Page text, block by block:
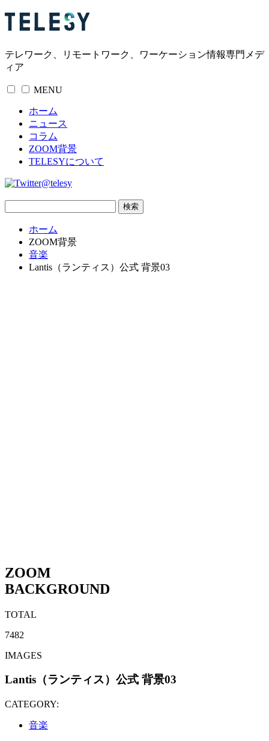
テレワーク、リモートワーク、ワーケーション情報専門メデ
ィア
MENU
ホーム
ニュース
コラム
ZOOM背景
TELESYについて
@telesy
ホーム
ZOOM背景
音楽
Lantis（ランティス）公式 背景03
ZOOM
BACKGROUND
TOTAL
7482
IMAGES
Lantis（ランティス）公式 背景03
CATEGORY:
音楽